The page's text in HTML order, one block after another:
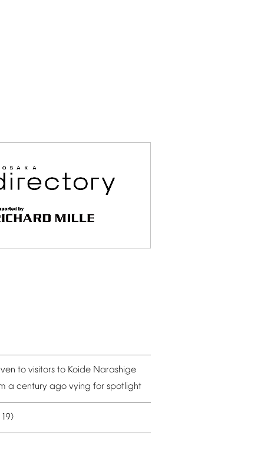
to visitors to Koide Narashige
a century ago vying for spotlight
19)